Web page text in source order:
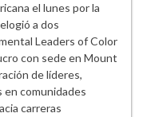
el lunes por la
a dos
Leaders of Color
con sede en Mount
de líderes,
comunidades
carreras